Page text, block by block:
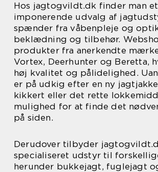
Hos jagtogvildt.dk finder man et
imponerende udvalg af
spænder fra våbenpleje og
beklædning og tilbehør.
produkter fra anerkendte
Vortex, Deerhunter og Beretta,
høj kvalitet og pålidelighed.
er på udkig efter en ny
kikkert eller det rette
mulighed for at finde det
på siden.
Derudover tilbyder
specialiseret udstyr til
herunder bukkejagt, fuglejagt